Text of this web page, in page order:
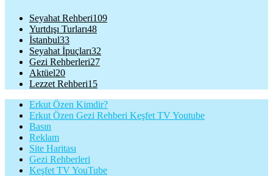
Seyahat Rehberi109
Yurtdışı Turları48
İstanbul33
Seyahat İpuçları32
Gezi Rehberleri27
Aktüel20
Lezzet Rehberi15
Erkut Özen Kimdir?
Erkut Özen Gezi Rehberi Keşfet TV Youtube
Basın
Reklam
Site Haritası
Gezi Rehberleri
Keşfet TV YouTube